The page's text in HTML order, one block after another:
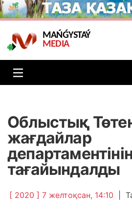
MAŃǴYSTAÝ
MEDIA
Облыстық
жағдайлар
тағайындалды
[ 2020 ] 7 желтоқсан, 14:10